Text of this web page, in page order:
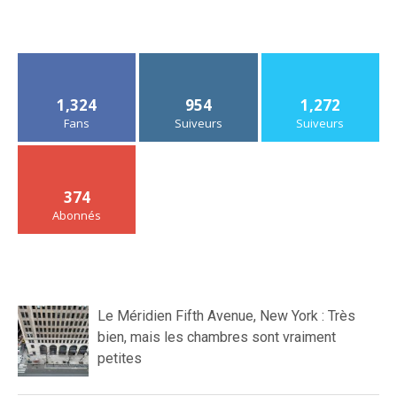
1,324
Fans
954
Suiveurs
1,272
Suiveurs
374
Abonnés
Le Méridien Fifth Avenue, New York : Très
bien, mais les chambres sont vraiment
petites